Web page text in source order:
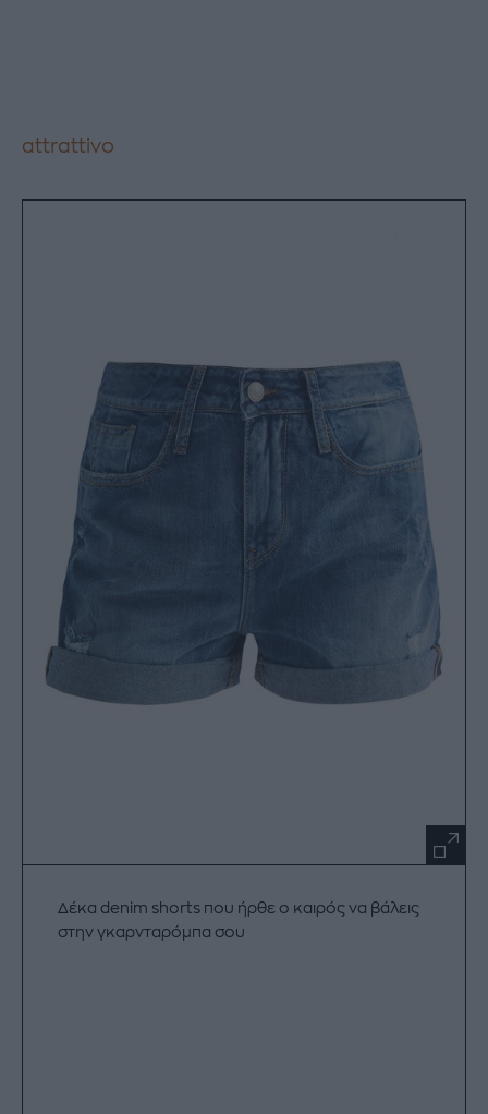
attrattivo
Δέκα denim shorts που ήρθε ο καιρός να βάλεις
στην γκαρνταρόμπα σου